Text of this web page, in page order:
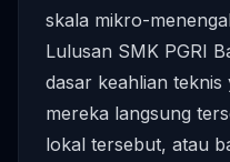
skala mikro-
Lulusan SMK PGRI
dasar keahlian
mereka langsung
lokal tersebut, atau